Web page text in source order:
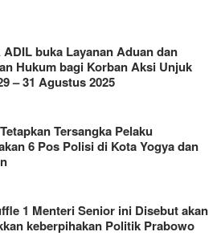
ADIL buka Layanan Aduan dan
Hukum bagi Korban Aksi Unjuk
– 31 Agustus 2025
Tersangka Pelaku
6 Pos Polisi di Kota Yogya dan
1 Menteri Senior ini Disebut akan
keberpihakan Politik Prabowo